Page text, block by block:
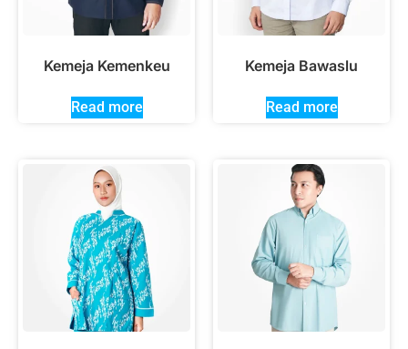
Kemeja Kemenkeu
Read more
Kemeja Bawaslu
Read more